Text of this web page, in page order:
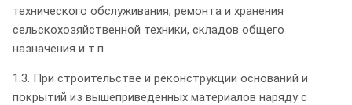
технического обслуживания, ремонта и хранения
сельскохозяйственной техники, складов общего
назначения и т.п.
1.3. При строительстве и реконструкции оснований и
покрытий из вышеприведенных материалов наряду с